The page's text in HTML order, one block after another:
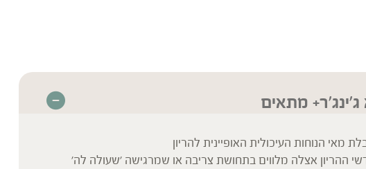
מתאים
מאי הנוחות העיכולית האופיינית להריון
ההריון אצלה מלווים בתחושת צריבה או שמרגישה 'שעולה לה'